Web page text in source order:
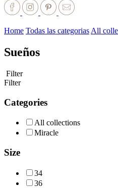
Home Todas las categorias All
Sueños
Filter
Filter
Categories
All collections
Miracle
Size
34
36